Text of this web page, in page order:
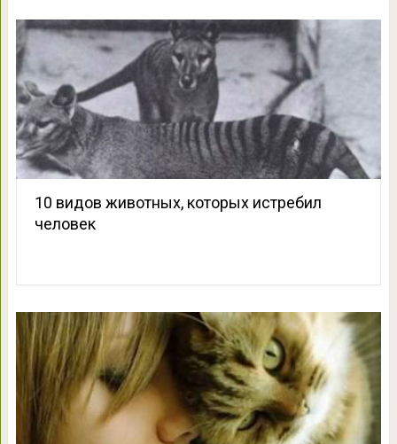
10 видов животных, которых истребил
человек